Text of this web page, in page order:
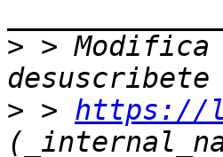
> > Modifica
> > https://